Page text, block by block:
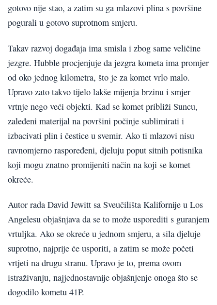
gotovo nije stao, a zatim su ga mlazovi plina s površine
pogurali u gotovo suprotnom smjeru.
Takav razvoj događaja ima smisla i zbog same veličine
jezgre. Hubble procjenjuje da jezgra kometa ima promjer
od oko jednog kilometra, što je za komet vrlo malo.
Upravo zato takvo tijelo lakše mijenja brzinu i smjer
vrtnje nego veći objekti. Kad se komet približi Suncu,
zaleđeni materijal na površini počinje sublimirati i
izbacivati plin i čestice u svemir. Ako ti mlazovi nisu
ravnomjerno raspoređeni, djeluju poput sitnih potisnika
koji mogu znatno promijeniti način na koji se komet
okreće.
Autor rada David Jewitt sa Sveučilišta Kalifornije u Los
Angelesu objašnjava da se to može usporediti s guranjem
vrtuljka. Ako se okreće u jednom smjeru, a sila djeluje
suprotno, najprije će usporiti, a zatim se može početi
vrtjeti na drugu stranu. Upravo je to, prema ovom
istraživanju, najjednostavnije objašnjenje onoga što se
dogodilo kometu 41P.